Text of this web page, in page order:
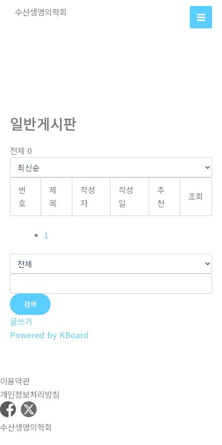
수산생명의학회
일반게시판
전체 0
번
호
제
목
작성
자
작성
일
추
천
조회
1
검색
글쓰기
Powered by KBoard
이용약관
개인정보처리방침
수산생명의학회